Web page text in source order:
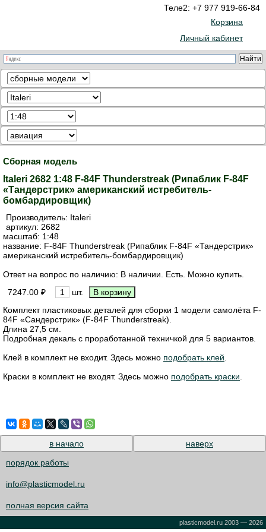
Теле2: +7 977 919-66-84
Корзина
Личный кабинет
Сборная модель
Italeri 2682 1:48 F-84F Thunderstreak (Рипаблик F-84F
«Тандерстрик» американский истребитель-
бомбардировщик)
Производитель: Italeri
артикул: 2682
масштаб: 1:48
название: F-84F Thunderstreak (Рипаблик F-84F «Тандерстрик»
американский истребитель-бомбардировщик)
Ответ на вопрос по наличию: В наличии. Есть. Можно купить.
7247.00 ₽
шт.
Комплект пластиковых деталей для сборки 1 модели самолёта F-
84F «Сандерстрик» (F-84F Thunderstreak).
Длина 27,5 см.
Подробная декаль с проработанной техничкой для 5 вариантов.
Клей в комплект не входит. Здесь можно подобрать клей
Краски в комплект не входят. Здесь можно подобрать краски
в начало
наверх
порядок работы
info@plasticmodel.ru
полная версия сайта
plasticmodel.ru 2003 — 2026